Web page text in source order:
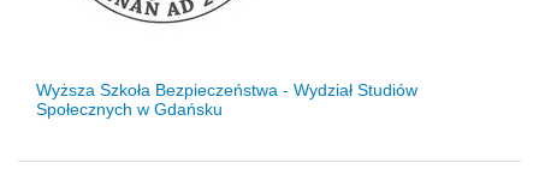
Wyższa Szkoła Bezpieczeństwa - Wydział Studiów
Społecznych w Gdańsku